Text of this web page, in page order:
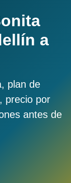
a
plan de
precio por
antes de